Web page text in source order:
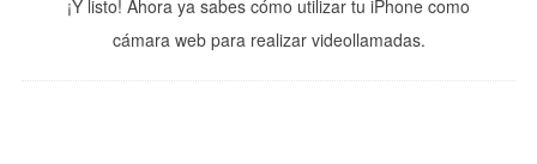
¡Y listo! Ahora ya sabes cómo utilizar tu iPhone como
cámara web para realizar videollamadas.